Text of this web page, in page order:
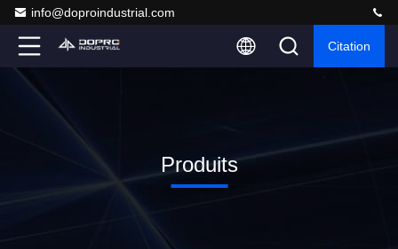
info@doproindustrial.com
Citation
Produits